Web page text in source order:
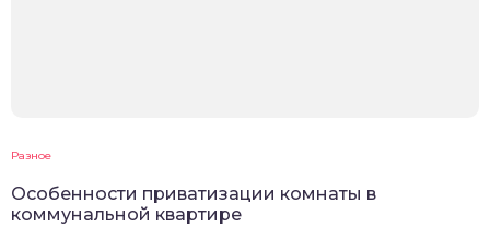
Разное
Особенности приватизации комнаты в
коммунальной квартире